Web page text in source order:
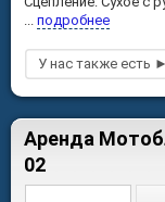
... подробнее
Аренда
02